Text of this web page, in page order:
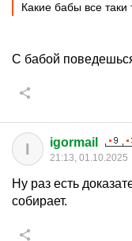
Какие бабы все таки
С бабой
I igormail
21:13, 01.10.2025
Ну раз есть
собирает.